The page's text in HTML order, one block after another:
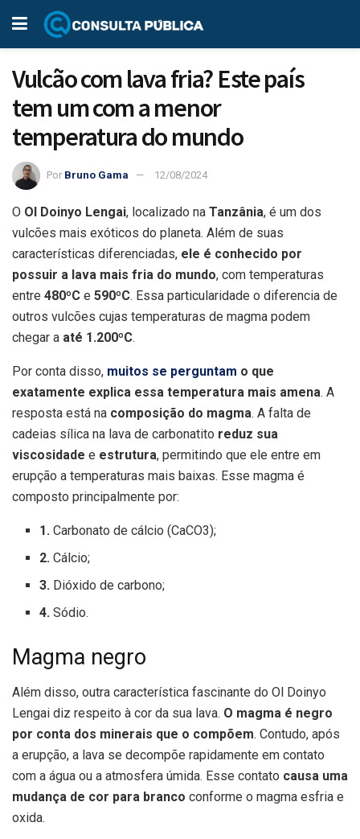
Vulcão com lava fria? Este país
tem um com a menor
temperatura do mundo
Por Bruno Gama 12/08/2024
O Ol Doinyo Lengai, localizado na Tanzânia, é um dos
vulcões mais exóticos do planeta. Além de suas
características diferenciadas, ele é conhecido por
possuir a lava mais fria do mundo, com temperaturas
entre 480ºC e 590ºC. Essa particularidade o diferencia de
outros vulcões cujas temperaturas de magma podem
chegar a até 1.200ºC.
Por conta disso, muitos se perguntam o que
exatamente explica essa temperatura mais amena. A
resposta está na composição do magma. A falta de
cadeias sílica na lava de carbonatito reduz sua
viscosidade e estrutura, permitindo que ele entre em
erupção a temperaturas mais baixas. Esse magma é
composto principalmente por:
1.Carbonato de cálcio (CaCO3);
2. Cálcio;
3. Dióxido de carbono;
4.Sódio.
Magma negro
Além disso, outra característica fascinante do Ol Doinyo
Lengai diz respeito à cor da sua lava. O magma é negro
por conta dos minerais que o compõem. Contudo, após
a erupção, a lava se decompõe rapidamente em contato
com a água ou a atmosfera úmida. Esse contato causa uma
mudança de cor para branco conforme o magma esfria e
oxida.